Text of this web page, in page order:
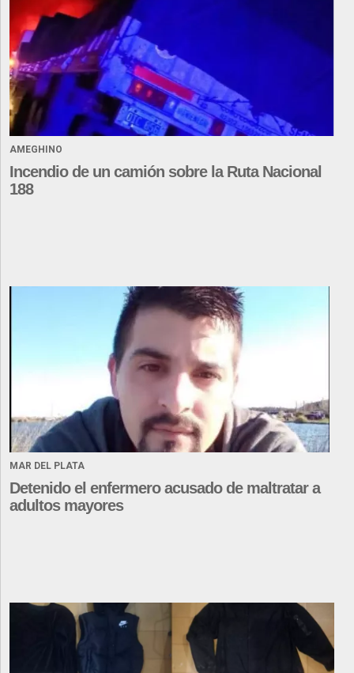
AMEGHINO
Incendio de un camión sobre la Ruta Nacional
188
MAR DEL PLATA
Detenido el enfermero acusado de maltratar a
adultos mayores